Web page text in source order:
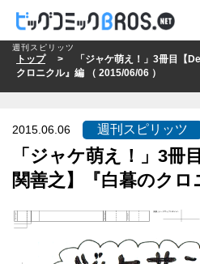
トップ> 「ジャケ萌え！」3冊目【
クロニクル』編 （ 2015/06/06 ）
週刊スピリッツ
2015.06.06
「ジャケ萌え！」3冊
関善之】『白暮のクロ
週刊スピリッツ